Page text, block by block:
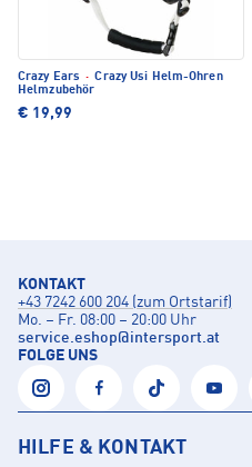
Crazy Ears · Crazy Usi Helm-Ohren
Helmzubehör
€ 19,99
KONTAKT
+43 7242 600 204 (zum Ortstarif)
Mo. – Fr. 08:00 – 20:00 Uhr
service.eshop@intersport.at
FOLGE UNS
HILFE & KONTAKT